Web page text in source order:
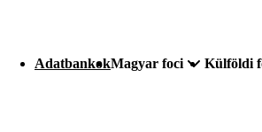
AdatbankokMagyar foci Külföldi